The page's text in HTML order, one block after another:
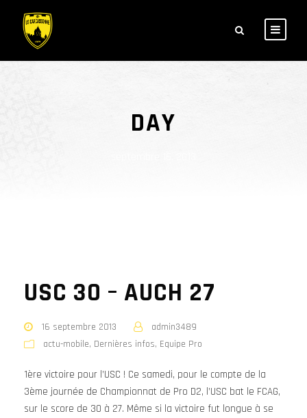
DAY
USC 30 – AUCH 27
16 septembre 2013
admin3489
actu-mobile, Dernières infos, Equipe Pro
1ère victoire pour l’USC ! Ce samedi, pour le compte de la
3ème journée de Championnat de Pro D2, l’USC bat le FCAG,
sur le score de 30 à 27. Même si la victoire fut longue à se